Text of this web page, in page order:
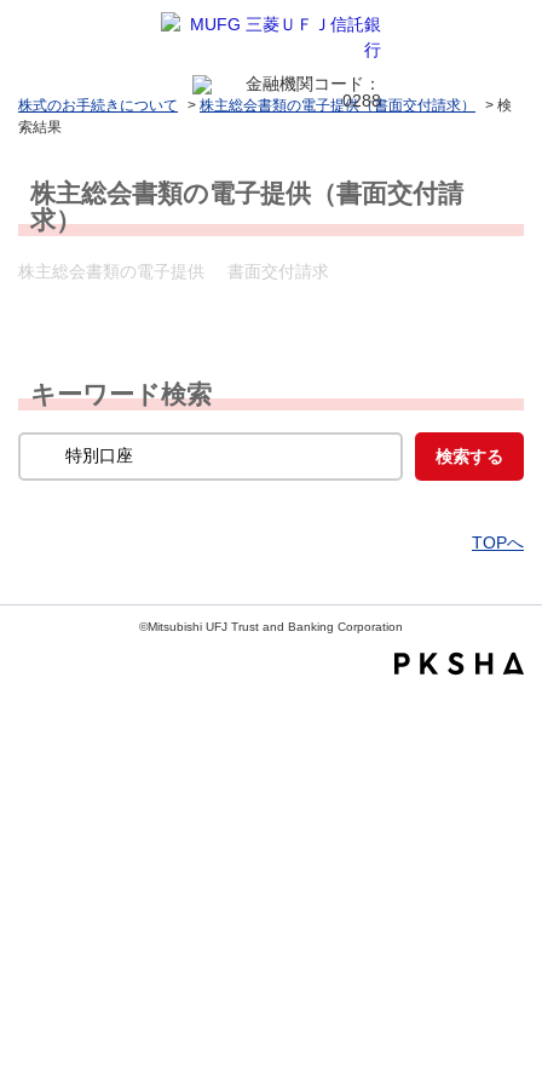
株式のお手続きについて > 株主総会書類の電子提供（書面交付請求） > 検
索結果
株主総会書類の電子提供（書面交付請
求）
株主総会書類の電子提供 書面交付請求
キーワード検索
TOPへ
©Mitsubishi UFJ Trust and Banking Corporation